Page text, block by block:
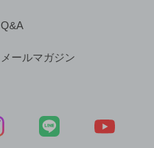
Q&A
メールマガジン